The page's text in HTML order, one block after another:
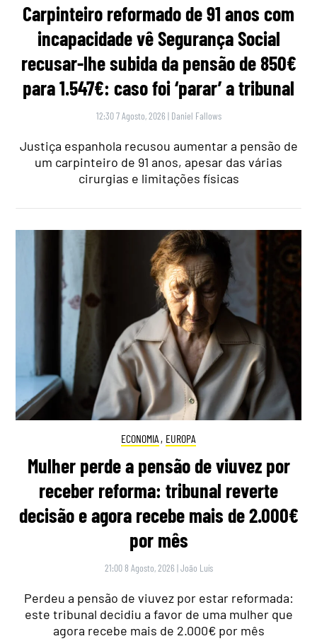
Carpinteiro reformado de 91 anos com
incapacidade vê Segurança Social
recusar-lhe subida da pensão de 850€
para 1.547€: caso foi ‘parar’ a tribunal
12:30 7 Agosto, 2026 | Daniel Fallows
Justiça espanhola recusou aumentar a pensão de
um carpinteiro de 91 anos, apesar das várias
cirurgias e limitações físicas
ECONOMIA , EUROPA
Mulher perde a pensão de viuvez por
receber reforma: tribunal reverte
decisão e agora recebe mais de 2.000€
por mês
21:00 8 Agosto, 2026 |João Luís
Perdeu a pensão de viuvez por estar reformada:
este tribunal decidiu a favor de uma mulher que
agora recebe mais de 2.000€ por mês